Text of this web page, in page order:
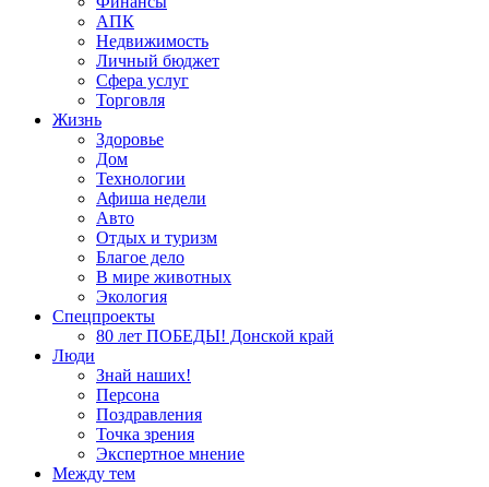
АПК
Недвижимость
Личный бюджет
Сфера услуг
Торговля
Жизнь
Здоровье
Дом
Технологии
Афиша недели
Авто
Отдых и туризм
Благое дело
В мире животных
Экология
Спецпроекты
80 лет ПОБЕДЫ! Донской край
Люди
Знай наших!
Персона
Поздравления
Точка зрения
Экспертное мнение
Между тем